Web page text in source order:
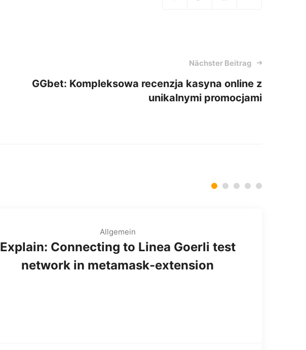
Nächster Beitrag
GGbet: Kompleksowa recenzja kasyna online z
unikalnymi promocjami
Allgemein
Explain: Connecting to Linea Goerli test
network in metamask-extension